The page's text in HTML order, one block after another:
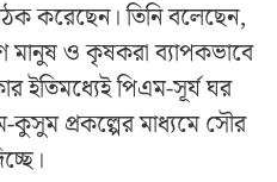
করেছেন। তিনি বলেছেন,
মানুষ ও কৃষকরা ব্যাপকভাবে
ইতিমধ্যেই পিএম-সূর্য ঘর
কুসুম প্রকল্পের মাধ্যমে সৌর